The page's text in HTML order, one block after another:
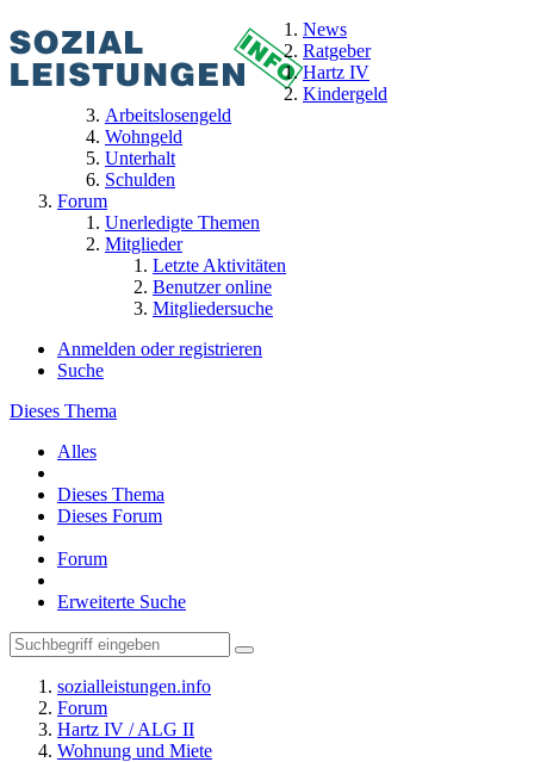
News
Ratgeber
Hartz IV
Kindergeld
Arbeitslosengeld
Wohngeld
Unterhalt
Schulden
Forum
Unerledigte Themen
Mitglieder
Letzte Aktivitäten
Benutzer online
Mitgliedersuche
Anmelden oder registrieren
Suche
Dieses Thema
Alles
Dieses Thema
Dieses Forum
Forum
Erweiterte Suche
sozialleistungen.info
Forum
Hartz IV / ALG II
Wohnung und Miete